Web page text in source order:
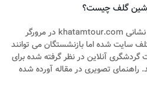
✔️ عموم افراد پس از جستجوی نشانی khatamtour.com در مرورگر
سایت شده اما بازنشستگان می توانند
گردشگری آنلاین در نظر گرفته شده برای
راهنمای تصویری در مقاله آورده شده